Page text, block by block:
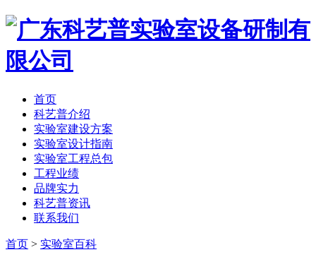
首页
科艺普介绍
实验室建设方案
实验室设计指南
实验室工程总包
工程业绩
品牌实力
科艺普资讯
联系我们
首页 > 实验室百科